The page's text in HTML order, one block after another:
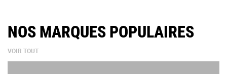
NOS MARQUES POPULAIRES
VOIR TOUT